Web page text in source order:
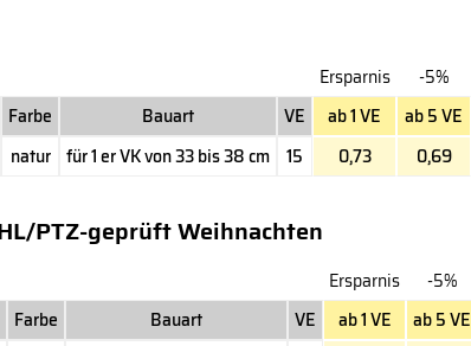
Ersparnis -5%
Farbe Bauart VE ab 1 VE ab 5 VE
natur für 1 er VK von 33 bis 38 cm 15 0,73 0,69
PTZ-geprüft Weihnachten
Ersparnis -5%
Farbe Bauart VE ab 1 VE ab 5 VE